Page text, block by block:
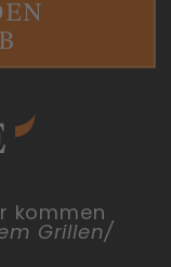
kommen
Grillen/